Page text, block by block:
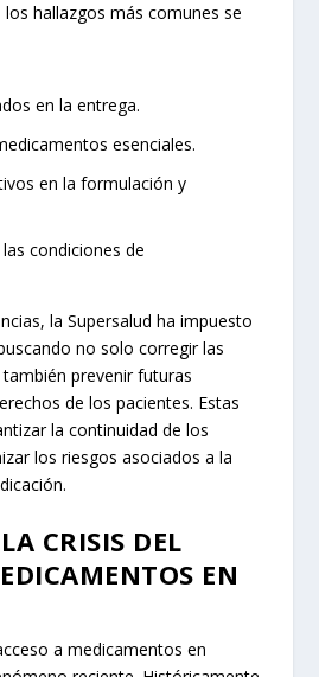
hallazgos más comunes se
en la entrega.
esenciales.
en la formulación y
condiciones de
la Supersalud ha impuesto
no solo corregir las
prevenir futuras
de los pacientes. Estas
la continuidad de los
los riesgos asociados a la
CRISIS DEL
EN
a medicamentos en